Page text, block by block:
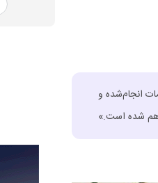
انجام‌شده و
شده است.»